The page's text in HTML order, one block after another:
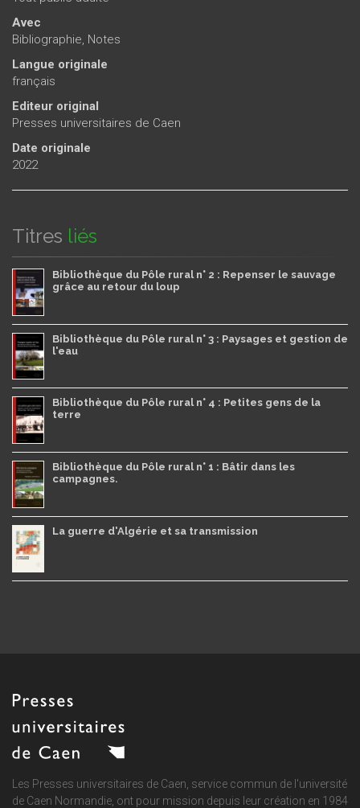
Avec
Bibliographie, Notes
Langue originale
français
Editeur original
Presses universitaires de Caen
Date originale
2022
Titres liés
Bibliothèque du Pôle rural n° 2 : Repenser le sauvage
grâce au retour du loup
Bibliothèque du Pôle rural n° 3 : Paysages et gestion de
l'eau
Bibliothèque du Pôle rural n° 4 : Petites gens de la
terre
Bibliothèque du Pôle rural n° 1 : Bâtir dans les
campagnes.
La guerre d'Algérie et sa transmission
Les Presses universitaires de Caen, service commun de l'université
de Caen Normandie , ont pour mission depuis leur création en 1984